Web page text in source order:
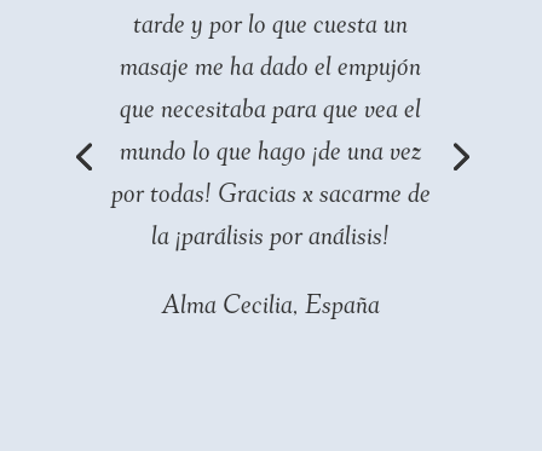
tarde y por lo que cuesta un
masaje me ha dado el empujón
que necesitaba para que vea el
mundo lo que hago ¡de una vez
por todas! Gracias x sacarme de
la ¡parálisis por análisis!
Alma Cecilia, España